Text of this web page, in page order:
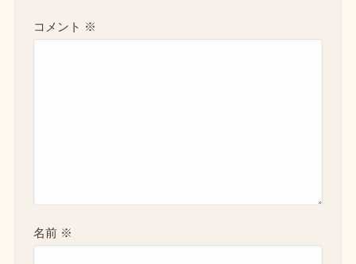
コメント ※
名前 ※